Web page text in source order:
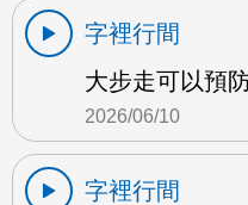
字裡行間
大步走可以預
2026/06/10
字裡行間